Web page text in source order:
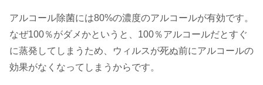
アルコール除菌には80%の濃度のアルコールが有効です。
なぜ100％がダメかというと、100％アルコールだとすぐ
に蒸発してしまうため、ウィルスが死ぬ前にアルコールの
効果がなくなってしまうからです。